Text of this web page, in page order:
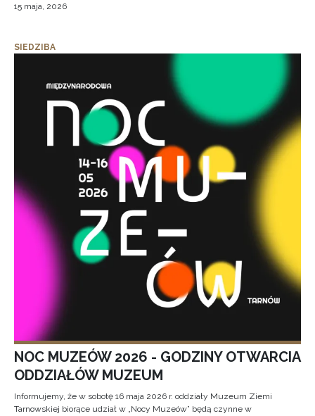
15 maja, 2026
SIEDZIBA
NOC MUZEÓW 2026 - GODZINY OTWARCIA
ODDZIAŁÓW MUZEUM
Informujemy, że w sobotę 16 maja 2026 r. oddziały Muzeum Ziemi
Tarnowskiej biorące udział w „Nocy Muzeów” będą czynne w